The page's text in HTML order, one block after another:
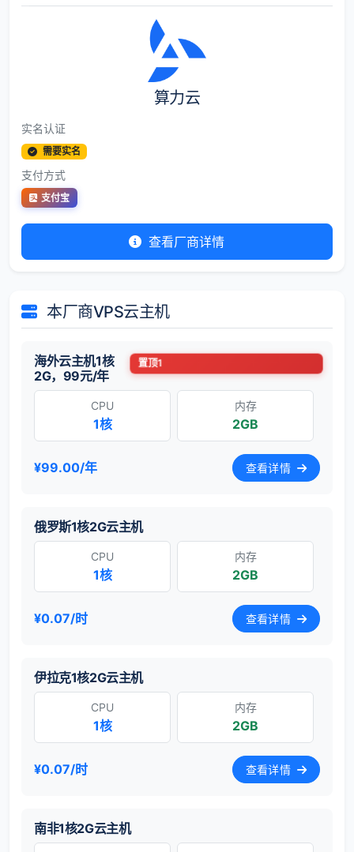
算力云
实名认证
需要实名
支付方式
支付宝
查看厂商详情
本厂商VPS云主机
海外云主机1核
2G，99元/年
置顶1
CPU
1核
内存
2GB
¥99.00/年 查看详情
俄罗斯1核2G云主机
CPU
1核
内存
2GB
¥0.07/时 查看详情
伊拉克1核2G云主机
CPU
1核
内存
2GB
¥0.07/时 查看详情
南非1核2G云主机